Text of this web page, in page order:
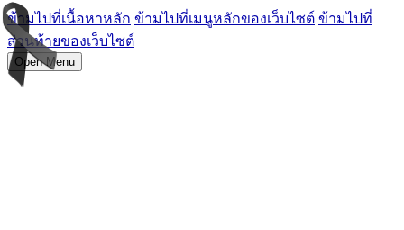
ข้ามไปที่เนื้อหาหลัก ข้ามไปที่เมนูหลักของเว็บไซต์ ข้ามไปที่
ส่วนท้ายของเว็บไซต์
Open Menu